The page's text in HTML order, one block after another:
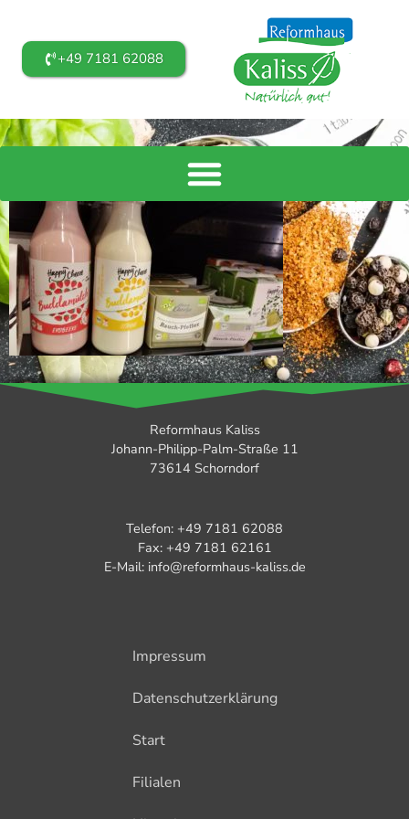
+49 7181 62088
Reformhaus Kaliss
Johann-Philipp-Palm-Straße 11
73614 Schorndorf
Telefon: +49 7181 62088
Fax: +49 7181 62161
E-Mail: info@reformhaus-kaliss.de
Impressum
Datenschutzerklärung
Start
Filialen